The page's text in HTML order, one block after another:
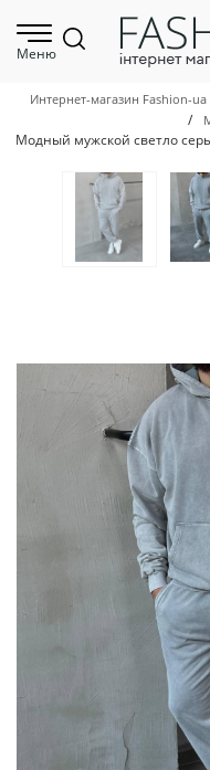
Меню
Интернет-магазин Fashion-ua
/
Модный мужской светло